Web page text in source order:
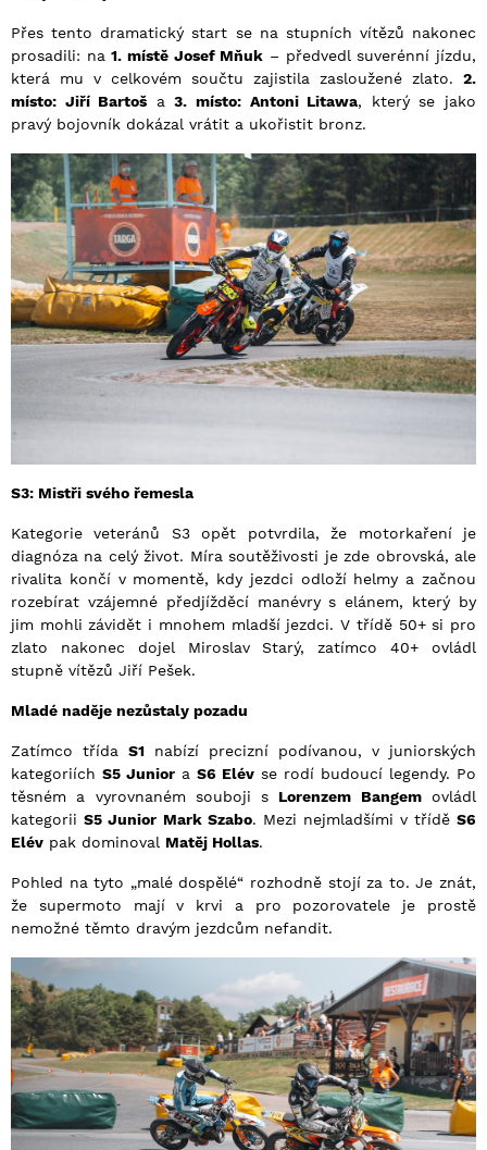
Přes tento dramatický start se na stupních vítězů nakonec
prosadili: na1. místě Josef Mňuk – předvedl suverénní jízdu,
která mu v celkovém součtu zajistila zasloužené zlato. 2.
místo: Jiří Bartoš a3. místo: Antoni Litawa, který se jako
pravý bojovník dokázal vrátit a ukořistit bronz.
S3: Mistři svého řemesla
Kategorie veteránů S3 opět potvrdila, že motorkaření je
diagnóza na celý život. Míra soutěživosti je zde obrovská, ale
rivalita končí v momentě, kdy jezdci odloží helmy a začnou
rozebírat vzájemné předjížděcí manévry s elánem, který by
jim mohli závidět i mnohem mladší jezdci. V třídě 50+ si pro
zlato nakonec dojel Miroslav Starý, zatímco 40+ ovládl
stupně vítězů Jiří Pešek.
Mladé naděje nezůstaly pozadu
Zatímco třída S1 nabízí precizní podívanou, v juniorských
kategoriích S5 Junior a S6 Elév se rodí budoucí legendy. Po
těsném a vyrovnaném souboji s Lorenzem Bangemovládl
kategorii S5 Junior Mark Szabo. Mezi nejmladšími v třídě S6
Elév pak dominoval Matěj Hollas.
Pohled na tyto „malé dospělé“ rozhodně stojí za to. Je znát,
že supermoto mají v krvi a pro pozorovatele je prostě
nemožné těmto dravým jezdcům nefandit.